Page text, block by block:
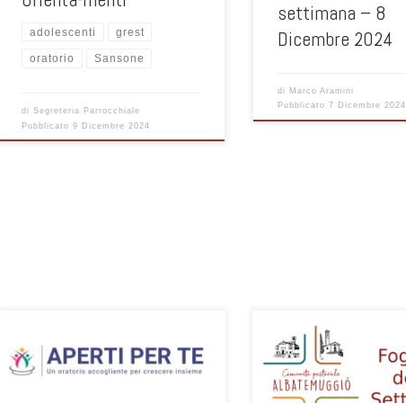
adolescenti grest
oratorio Sansone
diSegreteria Parrocchiale
Pubblicato9 Dicembre 2024
settimana – 8
Dicembre 2024
di Marco Aramini
Pubblicato7 Dicembre 2024
Guida per la registrazione alla
piattaforma SANSONE per le attività